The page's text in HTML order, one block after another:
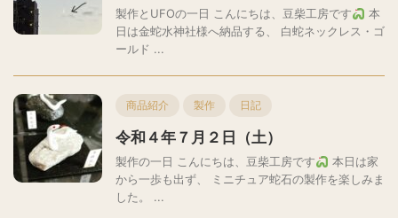
製作とUFOの一日 こんにちは、豆柴工房です
本
日は金蛇水神社様へ納品する、 白蛇ネックレス・ゴ
ールド ...
商品紹介 製作 日記
令和４年７月２日（土）
製作の一日 こんにちは、豆柴工房です
本日は家
から一歩も出ず、 ミニチュア蛇石の製作を楽しみま
した。 ...